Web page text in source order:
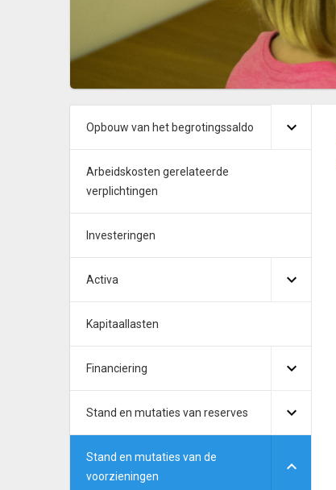
Opbouw van het begrotingssaldo
Arbeidskosten gerelateerde
verplichtingen
Investeringen
Activa
Kapitaallasten
Financiering
Stand en mutaties van reserves
Stand en mutaties van de
voorzieningen